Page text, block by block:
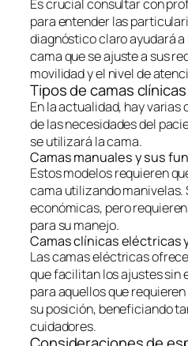
Es crucial consultar con
para entender las
diagnóstico claro ayudará
cama que se ajuste a sus
movilidad y el nivel de
Tipos de camas
En la actualidad, hay
de las necesidades del
se utilizará la cama.
Camas manuales y sus
Estos modelos requieren
cama utilizando manivelas.
económicas, pero
para su manejo.
Camas clínicas eléctricas
Las camas eléctricas
que facilitan los ajustes sin
para aquellos que
su posición, beneficiando
cuidadores.